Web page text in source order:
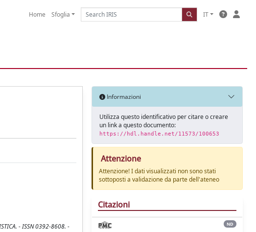
Home Sfoglia IT
- ISSN 0392-8608. -
Informazioni
Utilizza questo identificativo per citare o creare
un link a questo documento:
https://hdl.handle.net/11573/100653
Attenzione
Attenzione! I dati visualizzati non sono stati
sottoposti a validazione da parte dell'ateneo
Citazioni
ND